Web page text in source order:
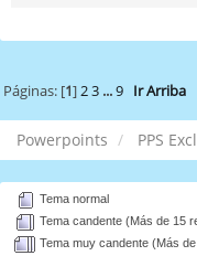
Páginas: [1]2 3 ...9 Ir Arriba
Powerpoints PPS
Tema normal
Tema candente (Más de 15
Tema muy candente (Más